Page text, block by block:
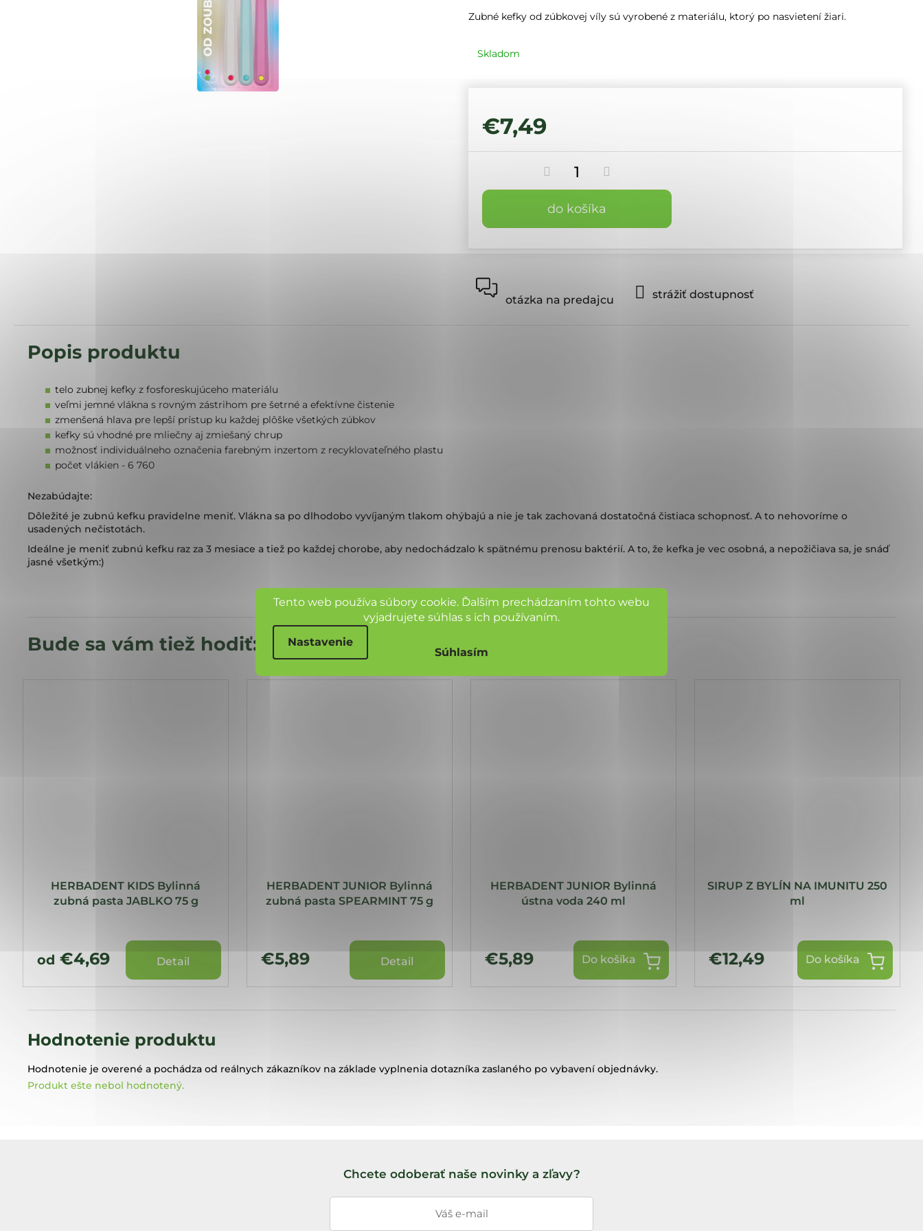
Tento web používa súbory cookie. Ďalším prechádzaním tohto webu
vyjadrujete súhlas s ich používaním.
Nastavenie
Súhlasím
Zubné kefky od zúbkovej víly sú vyrobené z materiálu, ktorý po nasvietení žiari.
Skladom
€7,49
do košíka
otázka na predajcu strážiť dostupnosť
telo zubnej kefky z fosforeskujúceho materiálu
veľmi jemné vlákna s rovným zástrihom pre šetrné a efektívne čistenie
zmenšená hlava pre lepší prístup ku každej plôške všetkých zúbkov
kefky sú vhodné pre mliečny aj zmiešaný chrup
možnosť individuálneho označenia farebným inzertom z recyklovateľného plastu
počet vlákien - 6 760
Nezabúdajte:
Dôležité je zubnú kefku pravidelne meniť. Vlákna sa po dlhodobo vyvíjaným tlakom ohýbajú a nie je tak zachovaná dostatočná čistiaca schopnosť. A to nehovoríme o
usadených nečistotách.
Ideálne je meniť zubnú kefku raz za 3 mesiace a tiež po každej chorobe, aby nedochádzalo k spätnému prenosu baktérií. A to, že kefka je vec osobná, a nepožičiava sa, je snáď
jasné všetkým:)
HERBADENT KIDS Bylinná
zubná pasta JABLKO 75 g
od €4,69 Detail
HERBADENT JUNIOR Bylinná
zubná pasta SPEARMINT 75 g
€5,89 Detail
HERBADENT JUNIOR Bylinná
ústna voda 240 ml
€5,89 Do košíka
SIRUP Z BYLÍN NA IMUNITU 250
ml
€12,49 Do košíka
Hodnotenie produktu
Hodnotenie je overené a pochádza od reálnych zákazníkov na základe vyplnenia dotazníka zaslaného po vybavení objednávky.
Produkt ešte nebol hodnotený.
Chcete odoberať naše novinky a zľavy?